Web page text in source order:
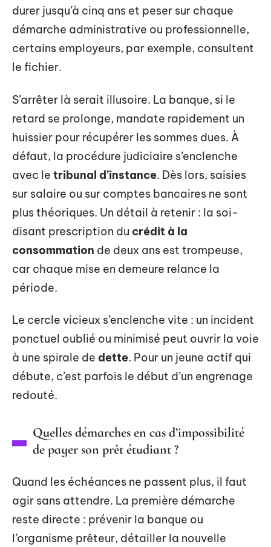
durer jusqu’à cinq ans et peser sur chaque
démarche administrative ou professionnelle,
certains employeurs, par exemple, consultent
le fichier.
S’arrêter là serait illusoire. La banque, si le
retard se prolonge, mandate rapidement un
huissier pour récupérer les sommes dues. À
défaut, la procédure judiciaire s’enclenche
avec le tribunal d’instance. Dès lors, saisies
sur salaire ou sur comptes bancaires ne sont
plus théoriques. Un détail à retenir : la soi-
disant prescription du crédit à la
consommation de deux ans est trompeuse,
car chaque mise en demeure relance la
période.
Le cercle vicieux s’enclenche vite : un incident
ponctuel oublié ou minimisé peut ouvrir la voie
à une spirale de dette. Pour un jeune actif qui
débute, c’est parfois le début d’un engrenage
redouté.
Quelles démarches en cas d’impossibilité
de payer son prêt étudiant ?
Quand les échéances ne passent plus, il faut
agir sans attendre. La première démarche
reste directe : prévenir la banque ou
l’organisme prêteur, détailler la nouvelle